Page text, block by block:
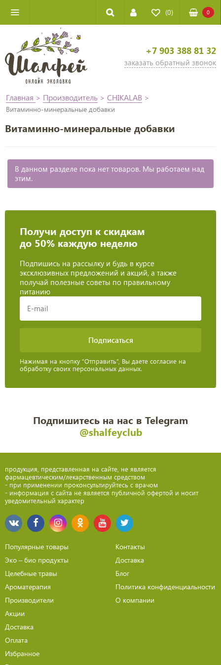
(0) 0
+7 903 388 81 32
заказать обратный звонок
Главная > Производитель > CHIKALAB >
Витаминно-минеральные добавки
Витаминно-минеральные добавки
В данном разделе пока нет товаров. Мы работаем над
этим.
Получи доступ к скидкам
до 50% каждую неделю
Подпишись на рассылку и будь в курсе
эксклюзивных предложений и акций, а также
получай полезные советы по правильному
питанию
Нажимая на кнопку “Отправить”, Вы даете согласие на
обработку своих персональных данных.
Подпишитесь на нас в Telegram
@shalfeyclub
продукция, представленная на сайте, не является
фармацевтическим/лекарственным средством
- при применении проконсультируйтесь с врачом
- информация с сайта не является публичной офертой и носит
уведомительный характер
Популярные товары
Эко – био продукты
Целебные травы
Ароматерапия
Производители
Акции
Доставка
Оплата
Избранное
Контакты
Доставка
Блог
Политика конфиденциальности
О компании